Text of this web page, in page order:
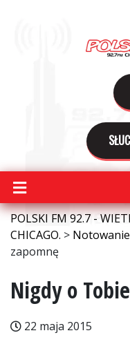
POLSKI FM 92.7 -
CHICAGO. >
zapomnę
Nigdy o
22 maja 2015